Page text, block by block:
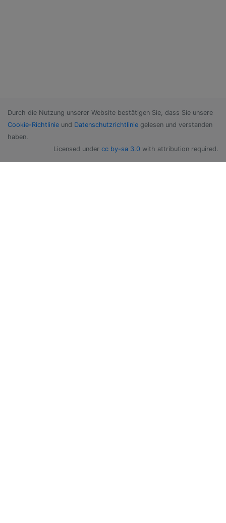
Durch die Nutzung unserer Website bestätigen Sie, dass Sie unsere
Cookie-Richtlinie und Datenschutzrichtlinie gelesen und verstanden
haben.
Licensed under cc by-sa 3.0 with attribution required.